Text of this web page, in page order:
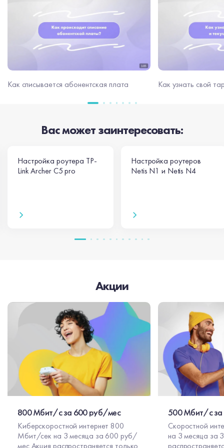
Как списывается абонентская плата Как узнать свой
Вас может заинтересовать:
Настройка роутера TP-
Link Archer C5 pro
Настройка роутеров
Netis N1 и Netis N4
Акции
800 Мбит/с за 600 руб/мес
Киберскоростной интернет 800
Мбит/сек на 3 месяца за 600 руб/
500 Мбит/с
Скоростной
на 3 месяца за